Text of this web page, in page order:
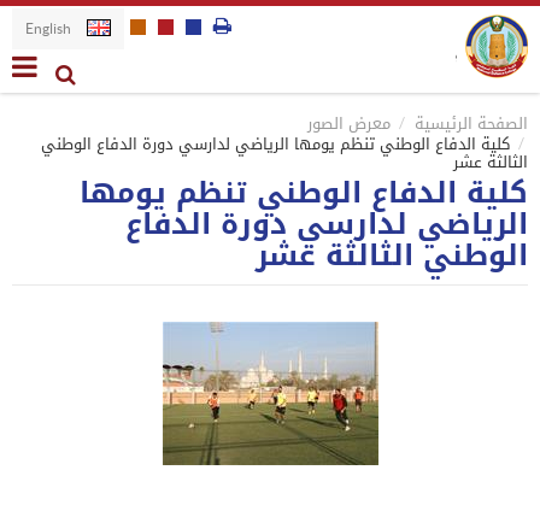
English
الصفحة الرئيسية معرض الصور
كلية الدفاع الوطني تنظم يومها الرياضي لدارسي دورة الدفاع الوطني
الثالثة عشر
كلية الدفاع الوطني تنظم يومها
الرياضي لدارسي دورة الدفاع
الوطني الثالثة عشر